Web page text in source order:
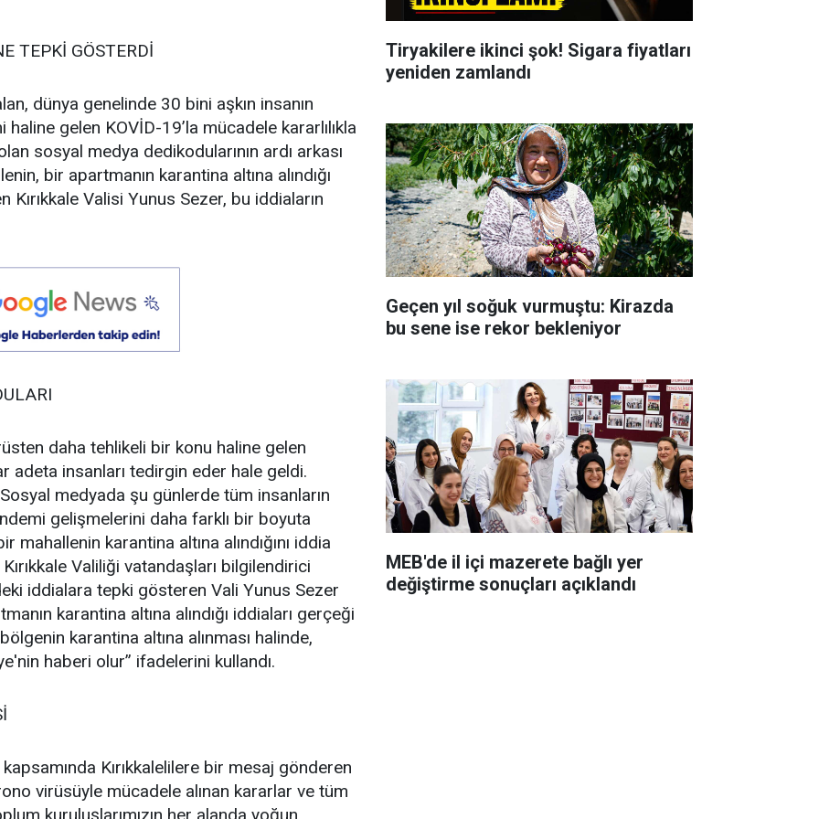
TEPKİ GÖSTERDİ
dünya genelinde 30 bini aşkın insanın
gelen KOVİD-19’la mücadele kararlılıkla
sosyal medya dedikodularının ardı arkası
bir apartmanın karantina altına alındığı
Valisi Yunus Sezer, bu iddiaların
daha tehlikeli bir konu haline gelen
insanları tedirgin eder hale geldi.
medyada şu günlerde tüm insanların
gelişmelerini daha farklı bir boyuta
mahallenin karantina altına alındığını iddia
Valiliği vatandaşları bilgilendirici
iddialara tepki gösteren Vali Yunus Sezer
karantina altına alındığı iddiaları gerçeği
karantina altına alınması halinde,
haberi olur” ifadelerini kullandı.
Kırıkkalelilere bir mesaj gönderen
virüsüyle mücadele alınan kararlar ve tüm
kuruluşlarımızın her alanda yoğun
Tiryakilere ikinci şok! Sigara fiyatları
yeniden zamlandı
Geçen yıl soğuk vurmuştu: Kirazda
bu sene ise rekor bekleniyor
MEB'de il içi mazerete bağlı yer
değiştirme sonuçları açıklandı